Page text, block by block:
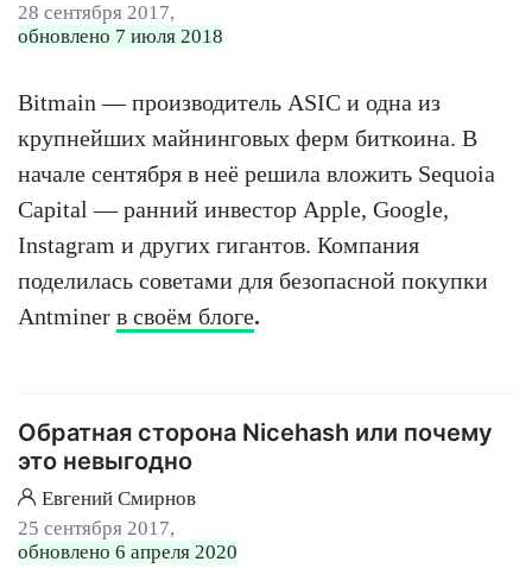
28 сентября 2017,
обновлено 7 июля 2018
Bitmain — производитель ASIC и одна из
крупнейших майнинговых ферм биткоина. В
начале сентября в неё решила вложить Sequoia
Capital — ранний инвестор Apple, Google,
Instagram и других гигантов. Компания
поделилась советами для безопасной покупки
Antminer в своём блоге.
Обратная сторона Nicehash или почему
это невыгодно
Евгений Смирнов
25 сентября 2017,
обновлено 6 апреля 2020